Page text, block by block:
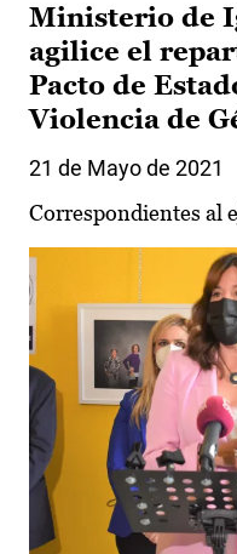
Ministerio de
agilice el
Pacto de
Violencia de
21 de Mayo de 2021
Correspondientes al